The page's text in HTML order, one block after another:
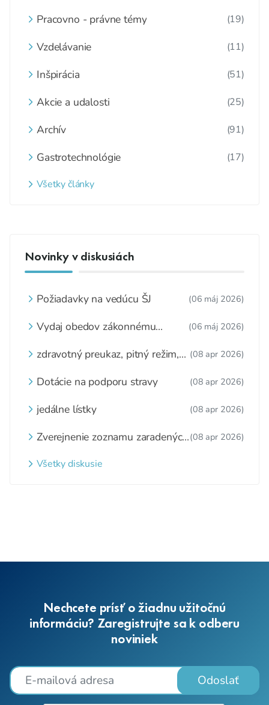
Pracovno - právne témy (19)
Vzdelávanie (11)
Inšpirácia (51)
Akcie a udalosti (25)
Archív (91)
Gastrotechnológie (17)
Všetky články
Novinky v diskusiách
Požiadavky na vedúcu ŠJ (06 máj 2026)
Vydaj obedov zákonnému
(06 máj 2026)
zdravotný preukaz, pitný režim,
(08 apr 2026)
Dotácie na podporu stravy (08 apr 2026)
jedálne lístky (08 apr 2026)
Zverejnenie zoznamu zaradených
webovom sídle
(08 apr 2026)
Všetky diskusie
Nechcete prísť o žiadnu užitočnú
informáciu? Zaregistrujte sa k odberu
noviniek
Odoslať